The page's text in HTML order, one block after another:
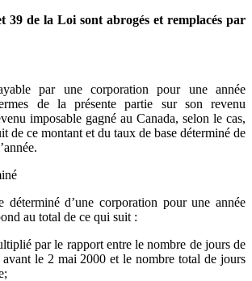
39 de la Loi sont abrogés et remplacés par
par une corporation pour une année
de la présente partie sur son revenu
imposable gagné au Canada, selon le cas,
de ce montant et du taux de base déterminé de
d’une corporation pour une année
au total de ce qui suit :
par le rapport entre le nombre de jours de
avant le 2 mai 2000 et le nombre total de jours